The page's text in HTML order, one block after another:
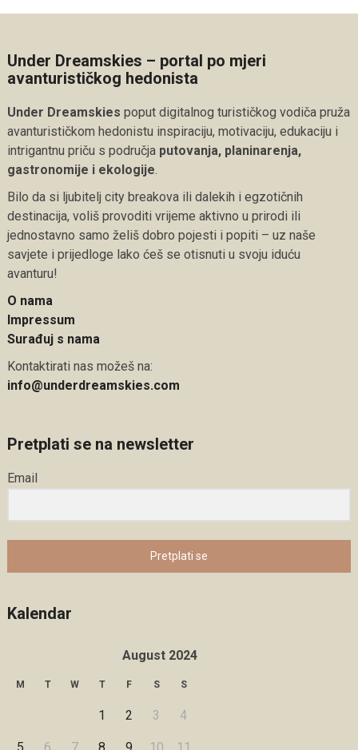
Under Dreamskies – portal po mjeri
avanturističkog hedonista
Under Dreamskies poput digitalnog turističkog vodiča pruža
avanturističkom hedonistu inspiraciju, motivaciju, edukaciju i
intrigantnu priču s područja putovanja, planinarenja,
gastronomije i ekologije.
Bilo da si ljubitelj city breakova ili dalekih i egzotičnih
destinacija, voliš provoditi vrijeme aktivno u prirodi ili
jednostavno samo želiš dobro pojesti i popiti – uz naše
savjete i prijedloge lako ćeš se otisnuti u svoju iduću
avanturu!
O nama
Impressum
Surađuj s nama
Kontaktirati nas možeš na:
info@underdreamskies.com
Pretplati se na newsletter
Email
Pretplati se
Kalendar
August 2024
M T W T F S S
1 2 3 4
5 6 7 8 9 10 11